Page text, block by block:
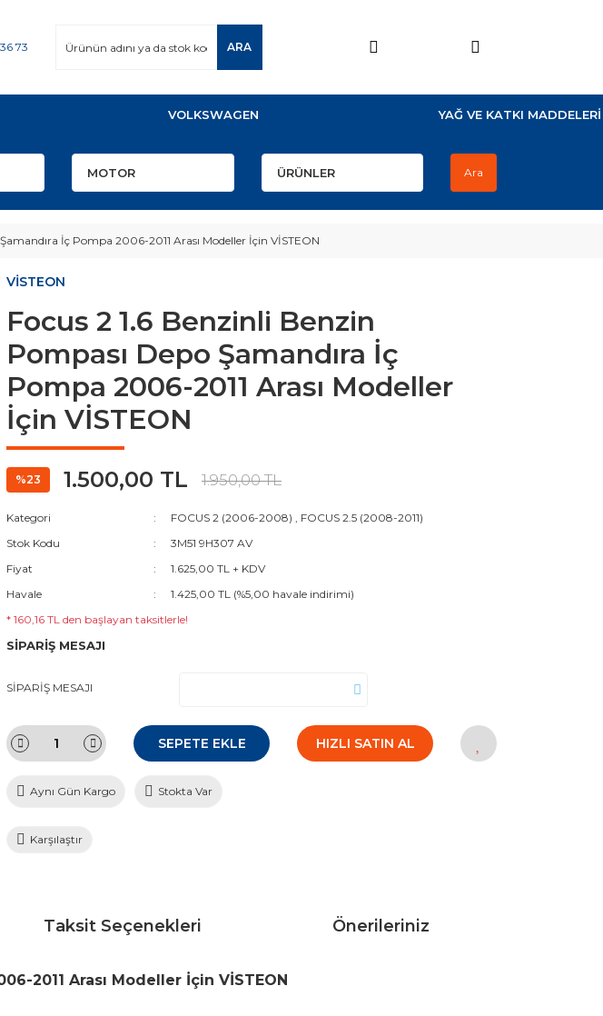
ARA
VOLKSWAGEN YAĞ VE KATKI MADDELERİ
Ara
İç Pompa 2006-2011 Arası Modeller İçin VİSTEON
VİSTEON
Focus 2 1.6 Benzinli Benzin
Pompası Depo Şamandıra İç
Pompa 2006-2011 Arası Modeller
İçin VİSTEON
%23 1.500,00 TL 1.950,00 TL
Kategori FOCUS 2 (2006-2008) , FOCUS 2.5 (2008-2011)
Stok Kodu
3M51 9H307 AV
Fiyat
1.625,00 TL + KDV
Havale
1.425,00 TL (%5,00 havale indirimi)
* 160,16 TL den başlayan taksitlerle!
SİPARİŞ MESAJI
SİPARİŞ MESAJI
SEPETE EKLE HIZLI SATIN AL
Aynı Gün Kargo Stokta Var
Karşılaştır
Taksit Seçenekleri Önerileriniz
2011 Arası Modeller İçin VİSTEON